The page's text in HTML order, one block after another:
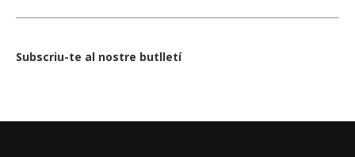
Subscriu-te al nostre butlletí